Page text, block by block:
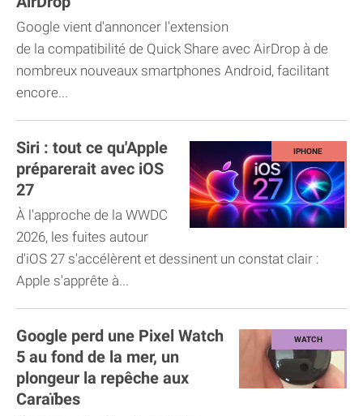
Google vient d'annoncer l'extension
de la compatibilité de Quick Share avec AirDrop à de
nombreux nouveaux smartphones Android, facilitant
encore...
Siri : tout ce qu'Apple
préparerait avec iOS
27
À l'approche de la WWDC
2026, les fuites autour
d'iOS 27 s'accélèrent et dessinent un constat clair :
Apple s'apprête à...
Google perd une Pixel Watch
5 au fond de la mer, un
plongeur la repêche aux
Caraïbes